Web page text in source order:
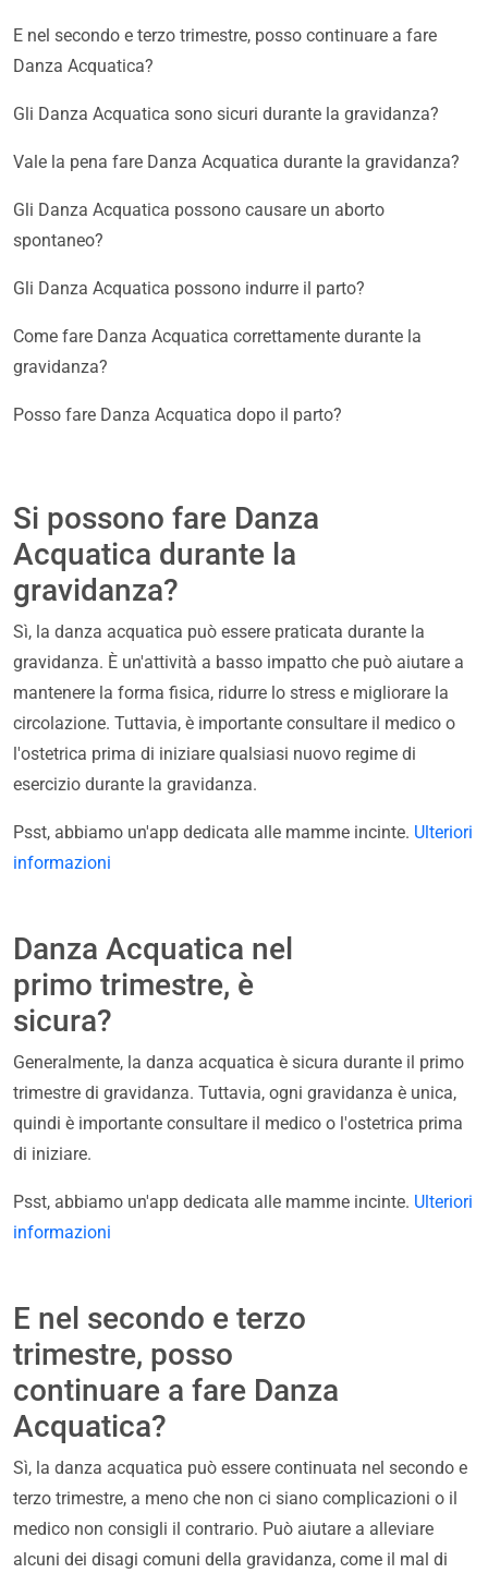
E nel secondo e terzo trimestre, posso continuare a fare
Danza Acquatica?
Gli Danza Acquatica sono sicuri durante la gravidanza?
Vale la pena fare Danza Acquatica durante la gravidanza?
Gli Danza Acquatica possono causare un aborto
spontaneo?
Gli Danza Acquatica possono indurre il parto?
Come fare Danza Acquatica correttamente durante la
gravidanza?
Posso fare Danza Acquatica dopo il parto?
Si possono fare Danza
Acquatica durante la
gravidanza?
Sì, la danza acquatica può essere praticata durante la
gravidanza. È un'attività a basso impatto che può aiutare a
mantenere la forma fisica, ridurre lo stress e migliorare la
circolazione. Tuttavia, è importante consultare il medico o
l'ostetrica prima di iniziare qualsiasi nuovo regime di
esercizio durante la gravidanza.
Psst, abbiamo un'app dedicata alle mamme incinte. Ulteriori
informazioni
Danza Acquatica nel
primo trimestre, è
sicura?
Generalmente, la danza acquatica è sicura durante il primo
trimestre di gravidanza. Tuttavia, ogni gravidanza è unica,
quindi è importante consultare il medico o l'ostetrica prima
di iniziare.
Psst, abbiamo un'app dedicata alle mamme incinte. Ulteriori
informazioni
E nel secondo e terzo
trimestre, posso
continuare a fare Danza
Acquatica?
Sì, la danza acquatica può essere continuata nel secondo e
terzo trimestre, a meno che non ci siano complicazioni o il
medico non consigli il contrario. Può aiutare a alleviare
alcuni dei disagi comuni della gravidanza, come il mal di